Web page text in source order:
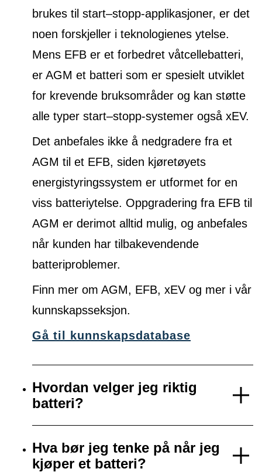
brukes til start–stopp-applikasjoner, er det
noen forskjeller i teknologienes ytelse.
Mens EFB er et forbedret våtcellebatteri,
er AGM et batteri som er spesielt utviklet
for krevende bruksområder og kan støtte
alle typer start–stopp-systemer også xEV.
Det anbefales ikke å nedgradere fra et
AGM til et EFB, siden kjøretøyets
energistyringssystem er utformet for en
viss batteriytelse. Oppgradering fra EFB til
AGM er derimot alltid mulig, og anbefales
når kunden har tilbakevendende
batteriproblemer.
Finn mer om AGM, EFB, xEV og mer i vår
kunnskapsseksjon.
Gå til kunnskapsdatabase
Hvordan velger jeg riktig
batteri?
Hva bør jeg tenke på når jeg
kjøper et batteri?